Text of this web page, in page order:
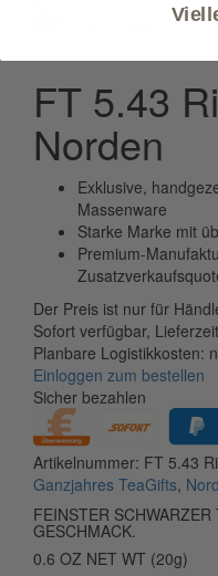
FT 5.43
Norden
Exklusive,
Massenware
Starke Marke mit
Premium-
Der Preis ist nur für
Sofort verfügbar,
Planbare Logistikkosten:
Einloggen zum bestellen
Sicher bezahlen
Artikelnummer: FT 5.43
Ganzjahres TeaGifts,
FEINSTER
GESCHMACK.
0.6 OZ NET WT (20g)